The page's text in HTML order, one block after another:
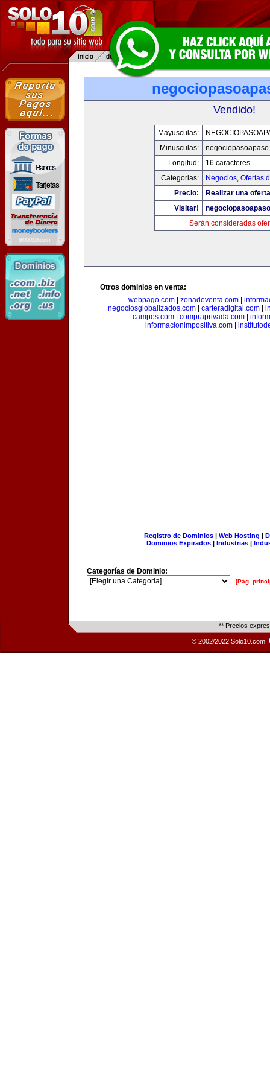
Vendido!
Mayusculas:
Minusculas:
Longitud:
16 caracteres
Categorias:
Negocios, Ofertas
Precio:
Realizar una
Visitar!
Serán consideradas
Otros dominios en venta:
webpago.com
zonadeventa.com
negociosglobalizados.com
carteradigital.com
campos.com
compraprivada.com
informacionimpositiva.com
Registro de Dominios| Web Hosting |
Dominios Expirados | Industrias |
Categorías de Dominio:
[Pág.
** Precios
© 2002/2022 Solo10.com